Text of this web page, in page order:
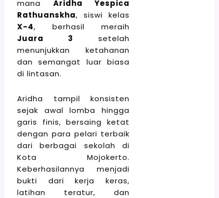
mana Aridha Yespica
Rathuanskha, siswi kelas
X-4, berhasil meraih
Juara 3 setelah
menunjukkan ketahanan
dan semangat luar biasa
di lintasan.
Aridha tampil konsisten
sejak awal lomba hingga
garis finis, bersaing ketat
dengan para pelari terbaik
dari berbagai sekolah di
Kota Mojokerto.
Keberhasilannya menjadi
bukti dari kerja keras,
latihan teratur, dan